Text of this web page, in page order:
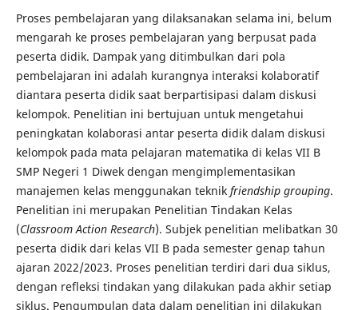
Proses pembelajaran yang dilaksanakan selama ini, belum
mengarah ke proses pembelajaran yang berpusat pada
peserta didik. Dampak yang ditimbulkan dari pola
pembelajaran ini adalah kurangnya interaksi kolaboratif
diantara peserta didik saat berpartisipasi dalam diskusi
kelompok. Penelitian ini bertujuan untuk mengetahui
peningkatan kolaborasi antar peserta didik dalam diskusi
kelompok pada mata pelajaran matematika di kelas VII B
SMP Negeri 1 Diwek dengan mengimplementasikan
manajemen kelas menggunakan teknik friendship grouping.
Penelitian ini merupakan Penelitian Tindakan Kelas
(Classroom Action Research). Subjek penelitian melibatkan 30
peserta didik dari kelas VII B pada semester genap tahun
ajaran 2022/2023. Proses penelitian terdiri dari dua siklus,
dengan refleksi tindakan yang dilakukan pada akhir setiap
siklus. Pengumpulan data dalam penelitian ini dilakukan